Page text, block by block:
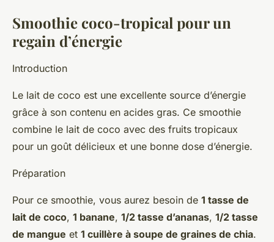
Smoothie coco-tropical pour un
regain d’énergie
Introduction
Le lait de coco est une excellente source d’énergie
grâce à son contenu en acides gras. Ce smoothie
combine le lait de coco avec des fruits tropicaux
pour un goût délicieux et une bonne dose d’énergie.
Préparation
Pour ce smoothie, vous aurez besoin de 1 tasse de
lait de coco, 1 banane, 1/2 tasse d’ananas, 1/2 tasse
de mangue et 1 cuillère à soupe de graines de chia.